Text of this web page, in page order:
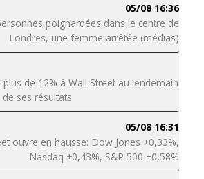
05/08 16:36
poignardées dans le centre de
Londres, une femme arrêtée (médias)
plus de 12% à Wall Street au lendemain
ses résultats
05/08 16:31
ouvre en hausse: Dow Jones +0,33%,
Nasdaq +0,43%, S&P 500 +0,58%